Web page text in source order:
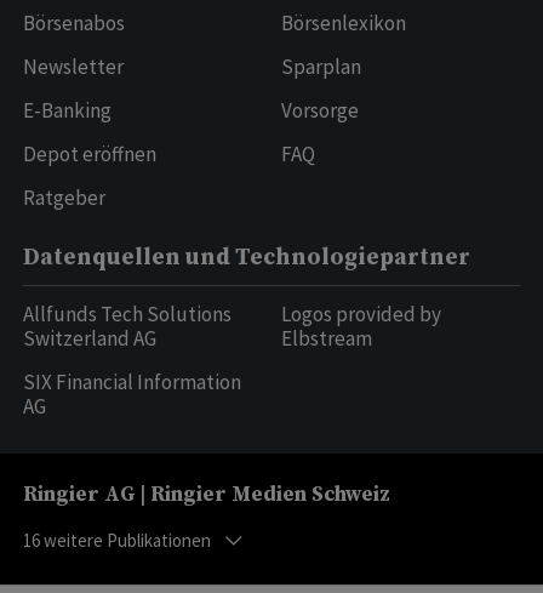
Börsenabos
Newsletter
E-Banking
Depot eröffnen
Ratgeber
Börsenlexikon
Sparplan
Vorsorge
FAQ
Datenquellen und Technologiepartner
Allfunds Tech Solutions
Switzerland AG
SIX Financial Information
AG
Logos provided by
Elbstream
Ringier AG | Ringier Medien Schweiz
16weitere Publikationen